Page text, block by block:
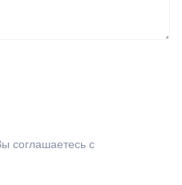
соглашаетесь с